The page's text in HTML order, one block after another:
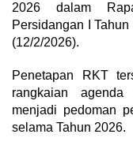
2026 dalam
Persidangan I
(12/2/2026).
Penetapan RKT
rangkaian
menjadi pedoman
selama Tahun 2026.